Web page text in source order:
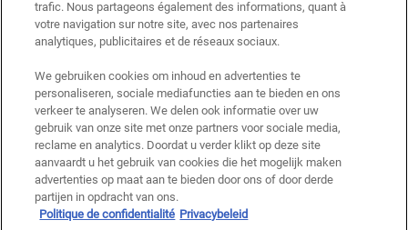
le biais de publicités de ses différentes marques sur les sites web et les
réseaux sociaux partenaires, et pour mesurer la performance de nos activités
marketing. Vous pouvez rétracter votre consentement à tout moment via le
Pour en savoir plus sur le traitement de vos données et vos droits, consultez
notrePolitique de confidentialité.
* Offre de bienvenue valable pour une première commande. Non cumulable
avec d'autres offres ou promotions en cours, mais cumulable avec les offres
'Cadeau avec achat' . Utilisation limitée à une seule fois par client. Non
applicable sur les éditions limitées & ensembles.
trafic. Nous partageons également des informations, quant à
votre navigation sur notre site, avec nos partenaires
analytiques, publicitaires et de réseaux sociaux.
We gebruiken cookies om inhoud en advertenties te
personaliseren, sociale mediafuncties aan te bieden en ons
verkeer te analyseren. We delen ook informatie over uw
gebruik van onze site met onze partners voor sociale media,
reclame en analytics. Doordat u verder klikt op deze site
aanvaardt u het gebruik van cookies die het mogelijk maken
advertenties op maat aan te bieden door ons of door derde
partijen in opdracht van ons.
Politique de confidentialité Privacybeleid